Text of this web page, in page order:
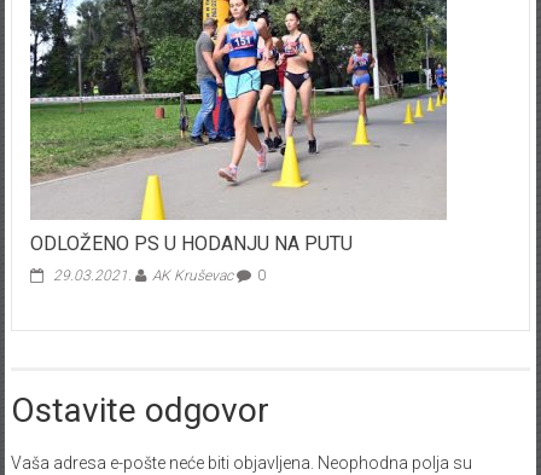
ODLOŽENO PS U HODANJU NA PUTU
29.03.2021. AK Kruševac 0
Ostavite odgovor
Vaša adresa e-pošte neće biti objavljena. Neophodna polja su